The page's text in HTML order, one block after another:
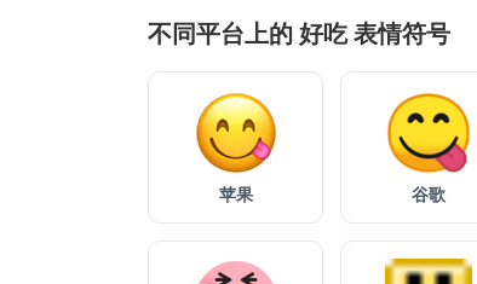
不同平台上的 好吃 表情符号
苹果 谷歌